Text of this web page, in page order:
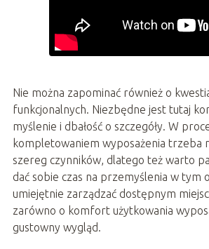
Nie można zapominać również o
funkcjonalnych. Niezbędne jest tutaj
myślenie i dbałość o szczegóły. W
kompletowaniem wyposażenia trzeba
szereg czynników, dlatego też warto
dać sobie czas na przemyślenia w tym
umiejętnie zarządzać dostępnym
zarówno o komfort użytkowania
gustowny wygląd.